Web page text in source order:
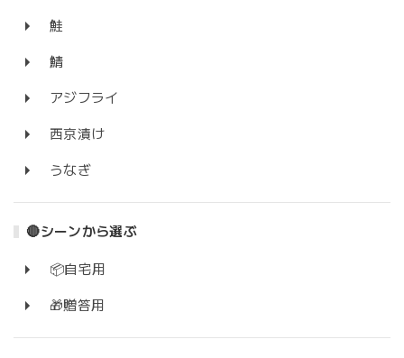
鮭
鯖
アジフライ
西京漬け
うなぎ
🔴シーンから選ぶ
📦自宅用
🎁贈答用